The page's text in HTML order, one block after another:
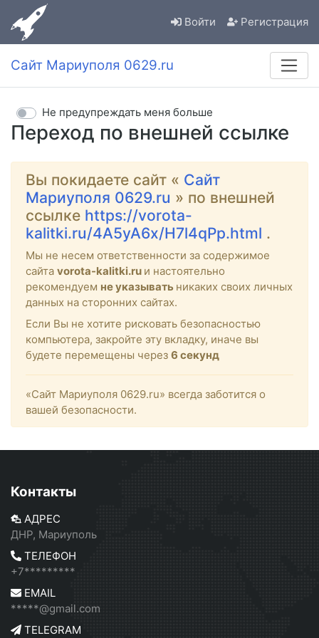
Войти Регистрация
Сайт Мариуполя 0629.ru
Переход по внешней ссылке
Не предупреждать меня больше
Вы покидаете сайт « Сайт
Мариуполя 0629.ru » по внешней
ссылке https://vorota-
kalitki.ru/4A5yA6x/H7l4qPp.html .
Мы не несем ответственности за содержимое
сайта vorota-kalitki.ru и настоятельно
рекомендуем не указывать никаких своих личных
данных на сторонних сайтах.
Если Вы не хотите рисковать безопасностью
компьютера, закройте эту вкладку, иначе вы
будете перемещены через 6 секунд
«Сайт Мариуполя 0629.ru» всегда заботится о
вашей безопасности.
Контакты
АДРЕС
ДНР, Мариуполь
ТЕЛЕФОН
+7*********
EMAIL
*****@gmail.com
TELEGRAM